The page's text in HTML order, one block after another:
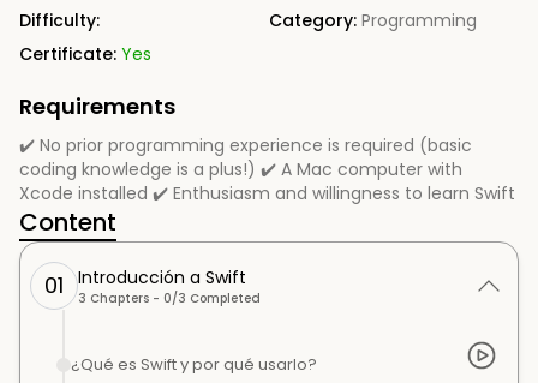
Difficulty:
Category: Programming
Certificate: Yes
Requirements
✔️ No prior programming experience is required (basic
coding knowledge is a plus!) ✔️ A Mac computer with
Xcode installed ✔️ Enthusiasm and willingness to learn Swift
Content
01 Introducción a Swift
3 Chapters - 0/3 Completed
¿Qué es Swift y por qué usarlo?